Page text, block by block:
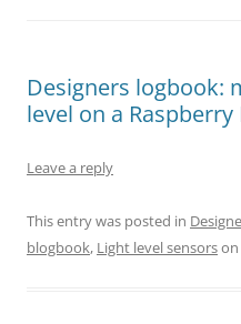
Designers logbook:
level on a Raspberry
Leave a reply
This entry was posted in
blogbook, Light level sensorson